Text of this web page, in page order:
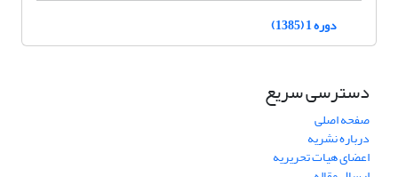
دوره 1 (1385)
دسترسی سریع
صفحه اصلی
درباره نشریه
اعضای هیات تحریریه